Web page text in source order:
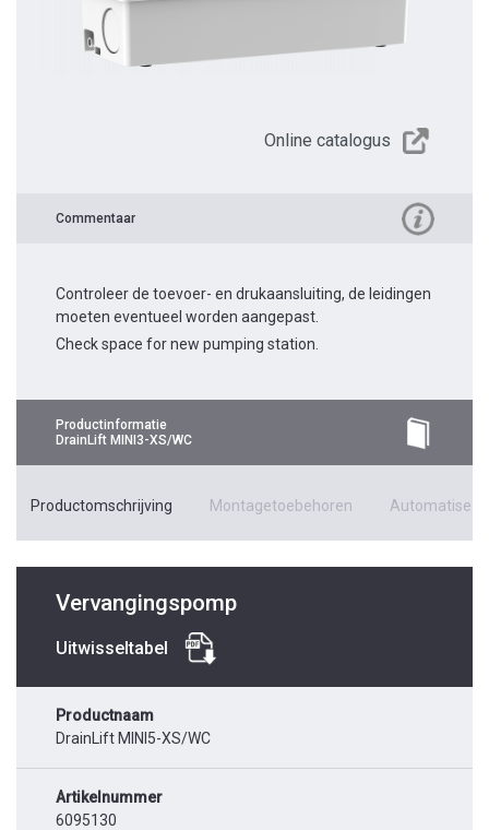
Online catalogus
Commentaar
Controleer de toevoer- en drukaansluiting, de leidingen
moeten eventueel worden aangepast.
Check space for new pumping station.
Productinformatie
DrainLift MINI3-XS/WC
Productomschrijving Montagetoebehoren
Vervangingspomp
Uitwisseltabel
Productnaam
DrainLift MINI5-XS/WC
Artikelnummer
6095130